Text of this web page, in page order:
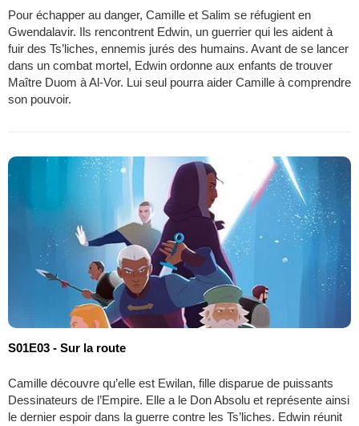
Pour échapper au danger, Camille et Salim se réfugient en
Gwendalavir. Ils rencontrent Edwin, un guerrier qui les aident à
fuir des Ts’liches, ennemis jurés des humains. Avant de se lancer
dans un combat mortel, Edwin ordonne aux enfants de trouver
Maître Duom à Al-Vor. Lui seul pourra aider Camille à comprendre
son pouvoir.
S01E03 - Sur la route
Camille découvre qu’elle est Ewilan, fille disparue de puissants
Dessinateurs de l’Empire. Elle a le Don Absolu et représente ainsi
le dernier espoir dans la guerre contre les Ts’liches. Edwin réunit